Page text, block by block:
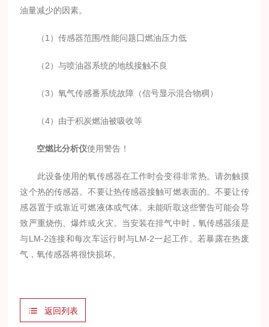
油量减少的因素。
（1）传感器范围/性能问题囗燃油压力低
（2）与喷油器系统的地线接触不良
（3）氧气传感番系统故障（信号显示混合物稠）
（4）由于积炭燃油被吸收等
空燃比分析仪使用警告！
此设备使用的氧传感器在工作时会变得非常热。请勿触摸
这个热的传感器。不要让热传感器接触可燃表面的。不要让传
感器置于或靠近可燃液体或气体。未能听取这些警告可能会导
致严重烧伤、爆炸或火灾。当安装在排气中时，氧传感器须是
与LM-2连接和每次车运行时与LM-2一起工作。若暴露在热废
气，氧传感器将很快损坏。
返回列表